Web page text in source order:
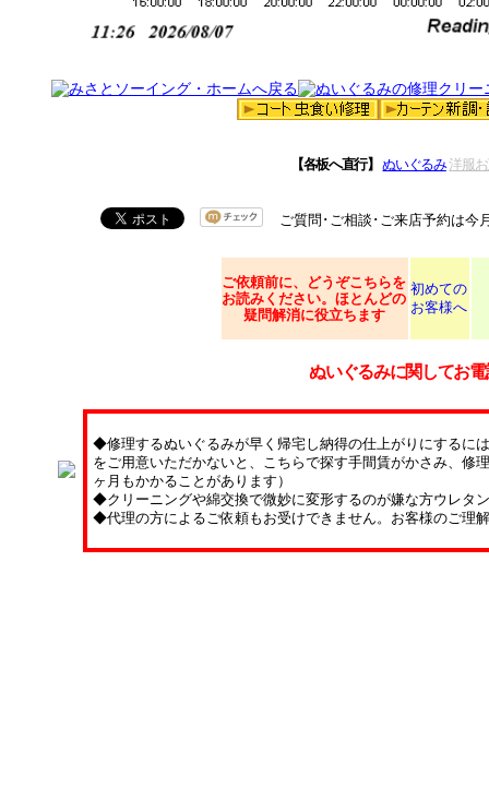
【各板へ直行】 ぬいぐるみ 洋服
ご質問･ご相談･ご来店予約は今
ご依頼前に、どうぞこちらを
お読みください。ほとんどの
疑問解消に役立ちます
初めての
お客様へ
ぬいぐるみに関してお
◆修理するぬいぐるみが早く帰宅し納得の仕上がりにするに
をご用意いただかないと、こちらで探す手間賃がかさみ、修
ヶ月もかかることがあります）
◆クリーニングや綿交換で微妙に変形するのが嫌な方ウレタ
◆代理の方によるご依頼もお受けできません。お客様のご理